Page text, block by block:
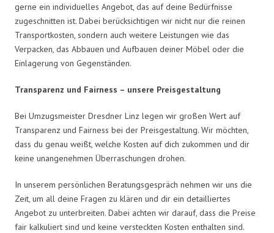
gerne ein individuelles Angebot, das auf deine Bedürfnisse
zugeschnitten ist. Dabei berücksichtigen wir nicht nur die reinen
Transportkosten, sondern auch weitere Leistungen wie das
Verpacken, das Abbauen und Aufbauen deiner Möbel oder die
Einlagerung von Gegenständen.
Transparenz und Fairness – unsere Preisgestaltung
Bei Umzugsmeister Dresdner Linz legen wir großen Wert auf
Transparenz und Fairness bei der Preisgestaltung. Wir möchten,
dass du genau weißt, welche Kosten auf dich zukommen und dir
keine unangenehmen Überraschungen drohen.
In unserem persönlichen Beratungsgespräch nehmen wir uns die
Zeit, um all deine Fragen zu klären und dir ein detailliertes
Angebot zu unterbreiten. Dabei achten wir darauf, dass die Preise
fair kalkuliert sind und keine versteckten Kosten enthalten sind.